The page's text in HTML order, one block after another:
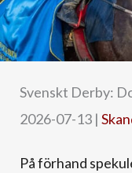
Svenskt Derby:
2026-07-13 |
På förhand